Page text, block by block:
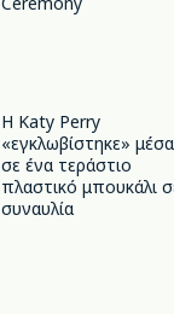
H Katy Perry
«εγκλωβίστηκε» μέσα
σε ένα τεράστιο
πλαστικό μπουκάλι
συναυλία